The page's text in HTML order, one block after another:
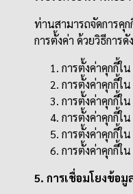
ท่านสามารถจัดการคุ
การตั้งค่า ด้วยวิธีการดั
การตั้งค่าคุกกี้ใน
การตั้งค่าคุกกี้ใน
การตั้งค่าคุกกี้ใน
การตั้งค่าคุกกี้ใน
การตั้งค่าคุกกี้ใน
การตั้งค่าคุกกี้ใน
5. การเชื่อมโยงข้อ